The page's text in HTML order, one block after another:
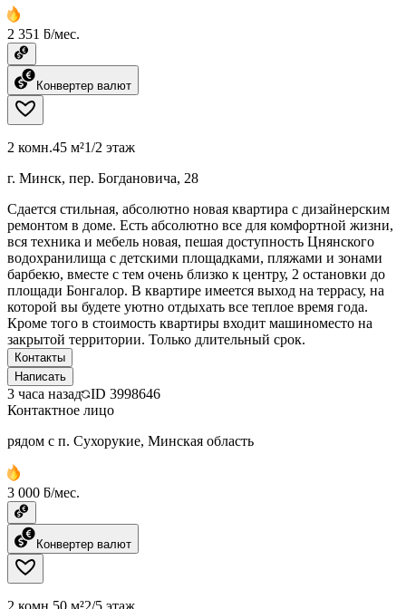
2 351 ƃ/мес.
Конвертер валют
2 комн.45 м²1/2 этаж
г. Минск, пер. Богдановича, 28
Сдается стильная, абсолютно новая квартира с дизайнерским
ремонтом в доме. Есть абсолютно все для комфортной жизни,
вся техника и мебель новая, пешая доступность Цнянского
водохранилища с детскими площадками, пляжами и зонами
барбекю, вместе с тем очень близко к центру, 2 остановки до
площади Бонгалор. В квартире имеется выход на террасу, на
которой вы будете уютно отдыхать все теплое время года.
Кроме того в стоимость квартиры входит машиноместо на
закрытой территории. Только длительный срок.
Контакты
Написать
3 часа назад ID 3998646
Контактное лицо
рядом с п. Сухорукие, Минская область
3 000 ƃ/мес.
Конвертер валют
2 комн. 50 м²2/5 этаж